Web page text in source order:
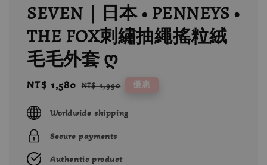
SEVEN｜日本 • PENNEYS •
THE FOX刺繡抽繩搖粒絨
毛毛外套 ღ
Sale
NT$ 1,580 Regular
NT$ 1,990 優惠
Worldwide shipping
Secure payments
Authentic product